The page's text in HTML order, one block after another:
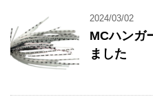
2024/03/02
MCハンガ
ました